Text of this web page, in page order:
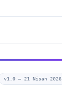
v1.0 — 21 Nisan 2026